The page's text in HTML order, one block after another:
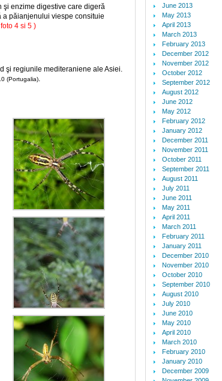
şi enzime digestive care digeră
a păianjenului viespe consituie
4 si 5 )
şi regiunile mediteraniene ale Asiei.
(Portugalia).
June 2013
May 2013
April 2013
March 2013
February 2013
December 2012
November 2012
October 2012
September 2012
August 2012
June 2012
May 2012
February 2012
January 2012
December 2011
November 2011
October 2011
September 2011
August 2011
July 2011
June 2011
May 2011
April 2011
March 2011
February 2011
January 2011
December 2010
November 2010
October 2010
September 2010
August 2010
July 2010
June 2010
May 2010
April 2010
March 2010
February 2010
January 2010
December 2009